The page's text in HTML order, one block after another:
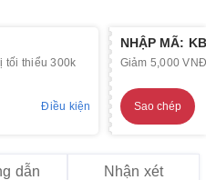
tối thiểu 300k
Điều kiện
NHẬP MÃ:
Giảm 5,000
Sao chép
dẫn Nhận xét